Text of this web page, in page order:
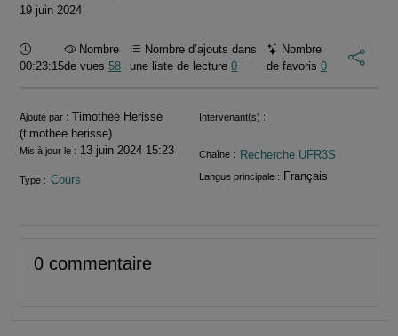
19 juin 2024
Durée :
00:23:15
Nombre
de vues 58
Nombre d’ajouts dans
une liste de lecture0
Nombre
de favoris 0
Informations
Ajouté par : Timothee Herisse
(timothee.herisse)
Intervenant(s) :
Mis à jour le : 13 juin 2024 15:23 Chaîne : Recherche UFR3S
Type : Cours Langue principale : Français
0 commentaire